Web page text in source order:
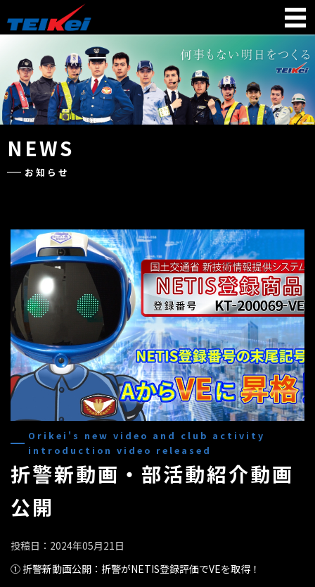
NEWS
お知らせ
Orikei's new video and club activity
introduction video released
折警新動画・部活動紹介動画
公開
投稿日：2024年05月21日
① 折警新動画公開：折警がNETIS登録評価でVEを取得！